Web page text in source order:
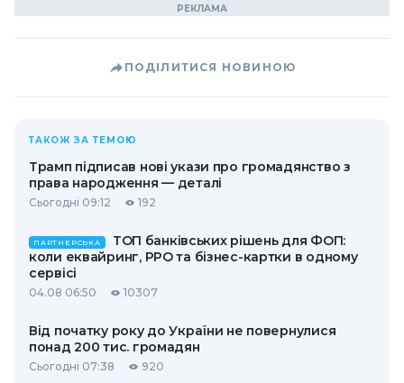
ПОДІЛИТИСЯ НОВИНОЮ
ТАКОЖ ЗА ТЕМОЮ
Трамп підписав нові укази про громадянство з
права народження — деталі
Сьогодні 09:12 192
ПАРТНЕРСЬКА
ТОП банківських рішень для ФОП:
коли еквайринг, РРО та бізнес-картки в одному
сервісі
04.08 06:50 10307
Від початку року до України не повернулися
понад 200 тис. громадян
Сьогодні 07:38 920